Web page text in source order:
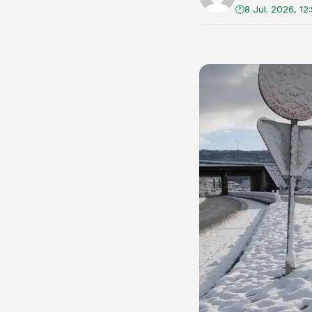
8 Jul. 2026,